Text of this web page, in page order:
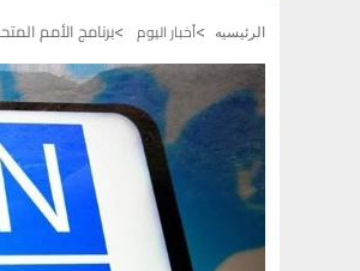
الرئيسيه أخبار اليوم برنامج الأمم